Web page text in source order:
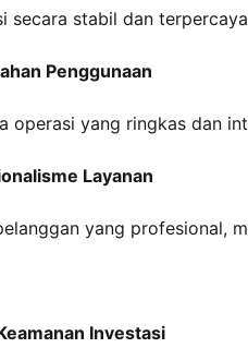
secara stabil dan
Penggunaan
operasi yang ringkas dan
Layanan
yang profesional,
Investasi